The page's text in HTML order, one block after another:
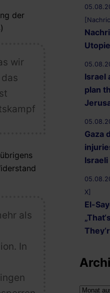
der
wir
als
In
Utopie
Israel
plan
Gaza
X]
El-
name,
got?
Archiv: